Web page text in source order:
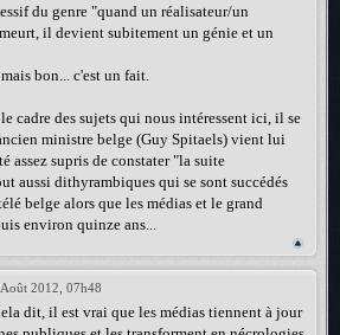
du genre "quand un réalisateur/un
il devient subitement un génie et un
bon... c'est un fait.
cadre des sujets qui nous intéressent ici, il se
ministre belge (Guy Spitaels) vient lui
assez supris de constater "la suite
aussi dithyrambiques qui se sont succédés
belge alors que les médias et le grand
environ quinze ans...
2012, 07h48
dit, il est vrai que les médias tiennent à jour